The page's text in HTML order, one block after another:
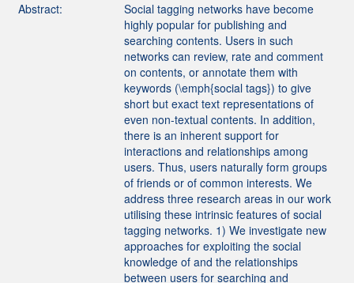
Abstract:
Social tagging networks have become
highly popular for publishing and
searching contents. Users in such
networks can review, rate and comment
on contents, or annotate them with
keywords (\emph{social tags}) to give
short but exact text representations of
even non-textual contents. In addition,
there is an inherent support for
interactions and relationships among
users. Thus, users naturally form groups
of friends or of common interests. We
address three research areas in our work
utilising these intrinsic features of social
tagging networks. 1) We investigate new
approaches for exploiting the social
knowledge of and the relationships
between users for searching and